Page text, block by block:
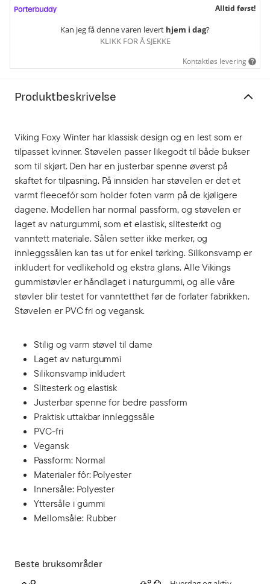
Alltid først!
Kan jeg få denne varen levert hjem i dag?
KLIKK FOR Å SJEKKE
Kontaktløs levering
Produktbeskrivelse
Viking Foxy Winter har klassisk design og en lest som er
tilpasset kvinner. Støvelen passer likegodt til både bukser
som til skjørt. Den har en justerbar spenne øverst på
skaftet for tilpasning. På innsiden har støvelen er det et
varmt fleecefór som holder foten varm på de kjøligere
dagene. Modellen har normal passform, og støvelen er
laget av naturgummi, som et elastisk, slitesterkt og
vanntett materiale. Sålen setter ikke merker, og
innleggssålen kan tas ut for enkel tørking. Silikonsvamp er
inkludert for vedlikehold og ekstra glans. Alle Vikings
gummistøvler er håndlaget i naturgummi, og alle våre
støvler blir testet for vanntetthet før de forlater fabrikken.
Støvelen er PVC fri og vegansk.
Stilig og varm støvel til dame
Laget av naturgummi
Silikonsvamp inkludert
Slitesterk og elastisk
Justerbar spenne for bedre passform
Praktisk uttakbar innleggssåle
PVC-fri
Vegansk
Passform: Normal
Materialer fôr: Polyester
Innersåle: Polyester
Yttersåle i gummi
Mellomsåle: Rubber
Beste bruksområder